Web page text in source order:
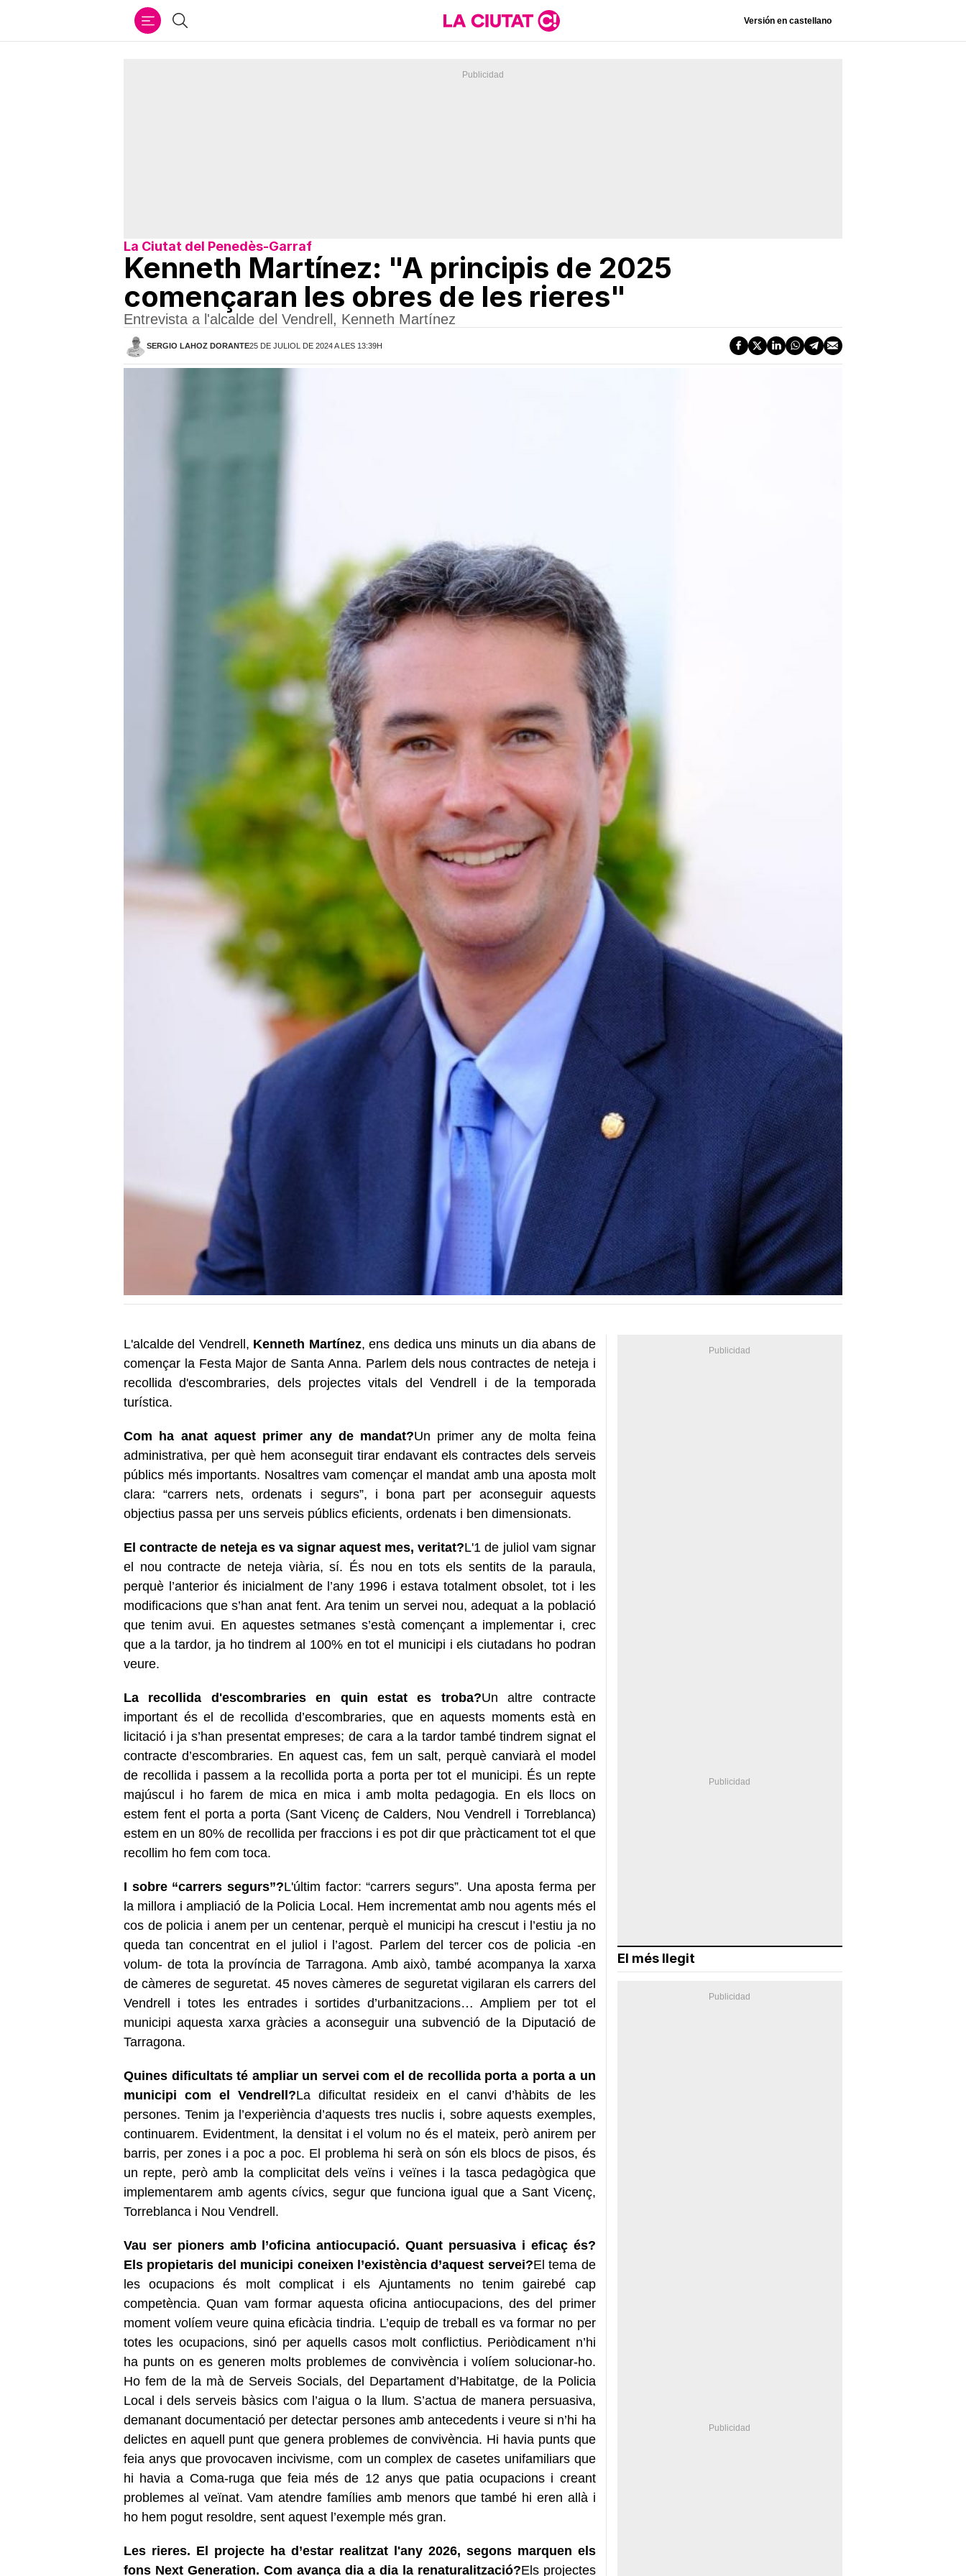
Cercar Versión en castellano
La Ciutat del Penedès-Garraf
Kenneth Martínez: "A principis de 2025
començaran les obres de les rieres"
Entrevista a l'alcalde del Vendrell, Kenneth Martínez
SERGIO LAHOZ DORANTE25 DE JULIOL DE 2024 A LES 13:39H
L'alcalde del Vendrell, Kenneth Martínez, ens dedica uns minuts un dia abans de
començar la Festa Major de Santa Anna. Parlem dels nous contractes de neteja i
recollida d'escombraries, dels projectes vitals del Vendrell i de la temporada
turística.
Com ha anat aquest primer any de mandat?Un primer any de molta feina
administrativa, per què hem aconseguit tirar endavant els contractes dels serveis
públics més importants. Nosaltres vam començar el mandat amb una aposta molt
clara: “carrers nets, ordenats i segurs”, i bona part per aconseguir aquests
objectius passa per uns serveis públics eficients, ordenats i ben dimensionats.
El contracte de neteja es va signar aquest mes, veritat?L'1 de juliol vam signar
el nou contracte de neteja viària, sí. És nou en tots els sentits de la paraula,
perquè l’anterior és inicialment de l’any 1996 i estava totalment obsolet, tot i les
modificacions que s’han anat fent. Ara tenim un servei nou, adequat a la població
que tenim avui. En aquestes setmanes s’està començant a implementar i, crec
que a la tardor, ja ho tindrem al 100% en tot el municipi i els ciutadans ho podran
veure.
La recollida d'escombraries en quin estat es troba?Un altre contracte
important és el de recollida d’escombraries, que en aquests moments està en
licitació i ja s’han presentat empreses; de cara a la tardor també tindrem signat el
contracte d’escombraries. En aquest cas, fem un salt, perquè canviarà el model
de recollida i passem a la recollida porta a porta per tot el municipi. És un repte
majúscul i ho farem de mica en mica i amb molta pedagogia. En els llocs on
estem fent el porta a porta (Sant Vicenç de Calders, Nou Vendrell i Torreblanca)
estem en un 80% de recollida per fraccions i es pot dir que pràcticament tot el que
recollim ho fem com toca.
I sobre “carrers segurs”?L'últim factor: “carrers segurs”. Una aposta ferma per
la millora i ampliació de la Policia Local. Hem incrementat amb nou agents més el
cos de policia i anem per un centenar, perquè el municipi ha crescut i l’estiu ja no
queda tan concentrat en el juliol i l’agost. Parlem del tercer cos de policia -en
volum- de tota la província de Tarragona. Amb això, també acompanya la xarxa
de càmeres de seguretat. 45 noves càmeres de seguretat vigilaran els carrers del
Vendrell i totes les entrades i sortides d’urbanitzacions… Ampliem per tot el
municipi aquesta xarxa gràcies a aconseguir una subvenció de la Diputació de
Tarragona.
Quines dificultats té ampliar un servei com el de recollida porta a porta a un
municipi com el Vendrell?La dificultat resideix en el canvi d’hàbits de les
persones. Tenim ja l’experiència d’aquests tres nuclis i, sobre aquests exemples,
continuarem. Evidentment, la densitat i el volum no és el mateix, però anirem per
barris, per zones i a poc a poc. El problema hi serà on són els blocs de pisos, és
un repte, però amb la complicitat dels veïns i veïnes i la tasca pedagògica que
implementarem amb agents cívics, segur que funciona igual que a Sant Vicenç,
Torreblanca i Nou Vendrell.
Vau ser pioners amb l’oficina antiocupació. Quant persuasiva i eficaç és?
Els propietaris del municipi coneixen l’existència d’aquest servei?El tema de
les ocupacions és molt complicat i els Ajuntaments no tenim gairebé cap
competència. Quan vam formar aquesta oficina antiocupacions, des del primer
moment volíem veure quina eficàcia tindria. L’equip de treball es va formar no per
totes les ocupacions, sinó per aquells casos molt conflictius. Periòdicament n’hi
ha punts on es generen molts problemes de convivència i volíem solucionar-ho.
Ho fem de la mà de Serveis Socials, del Departament d’Habitatge, de la Policia
Local i dels serveis bàsics com l’aigua o la llum. S’actua de manera persuasiva,
demanant documentació per detectar persones amb antecedents i veure si n’hi ha
delictes en aquell punt que genera problemes de convivència. Hi havia punts que
feia anys que provocaven incivisme, com un complex de casetes unifamiliars que
hi havia a Coma-ruga que feia més de 12 anys que patia ocupacions i creant
problemes al veïnat. Vam atendre famílies amb menors que també hi eren allà i
ho hem pogut resoldre, sent aquest l’exemple més gran.
Les rieres. El projecte ha d’estar realitzat l'any 2026, segons marquen els
fons Next Generation. Com avança dia a dia la renaturalització?Els projectes
El més llegit